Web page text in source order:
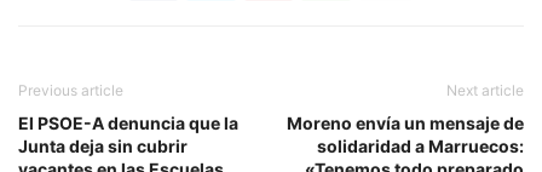
Previous article
El PSOE-A denuncia que la
Junta deja sin cubrir
Next article
Moreno envía un mensaje de
solidaridad a Marruecos: